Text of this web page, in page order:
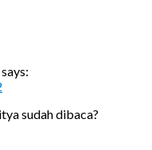
says:
sudah dibaca?